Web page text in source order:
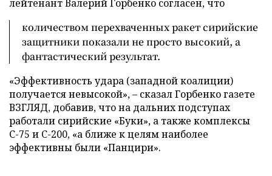
лейтенант Валерий Горбенко согласен, что
количеством перехваченных ракет сирийские
защитники показали не просто высокий, а
фантастический результат.
«Эффективность удара (западной коалиции)
получается невысокой», – сказал Горбенко газете
ВЗГЛЯД, добавив, что на дальних подступах
работали сирийские «Буки», а также комплексы
С-75 и С-200, «а ближе к целям наиболее
эффективны были «Панцири».